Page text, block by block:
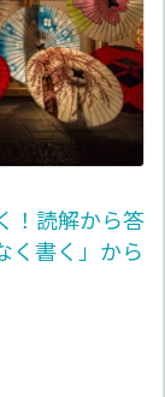
！読解から答
く書く」から